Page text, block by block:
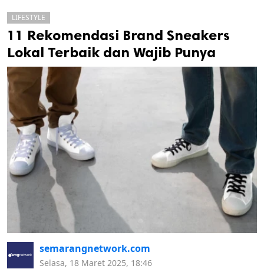
cipta.
LIFESTYLE
11 Rekomendasi Brand Sneakers
Lokal Terbaik dan Wajib Punya
semarangnetwork.com
Selasa, 18 Maret 2025, 18:46